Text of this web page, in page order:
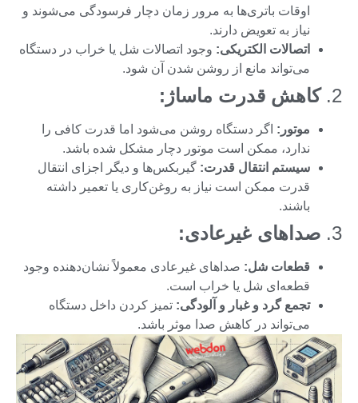
اوقات باتری‌ها به مرور زمان دچار فرسودگی می‌شوند و
نیاز به تعویض دارند.
اتصالات الکتریکی: وجود اتصالات شل یا خراب در دستگاه
می‌تواند مانع از روشن شدن آن شود.
2. کاهش قدرت ماساژ:
موتور: اگر دستگاه روشن می‌شود اما قدرت کافی را
ندارد، ممکن است موتور دچار مشکل شده باشد.
سیستم انتقال قدرت: گیربکس‌ها و دیگر اجزای انتقال
قدرت ممکن است نیاز به روغن‌کاری یا تعمیر داشته
باشند.
3. صداهای غیرعادی:
قطعات شل: صداهای غیرعادی معمولاً نشان‌دهنده وجود
قطعه‌ای شل یا خراب است.
تجمع گرد و غبار و آلودگی: تمیز کردن داخل دستگاه
می‌تواند در کاهش صدا موثر باشد.